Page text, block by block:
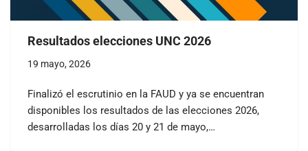
Resultados elecciones UNC 2026
19 mayo, 2026
Finalizó el escrutinio en la FAUD y ya se encuentran
disponibles los resultados de las elecciones 2026,
desarrolladas los días 20 y 21 de mayo,…